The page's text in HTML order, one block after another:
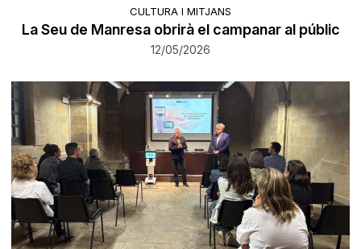
CULTURA I MITJANS
La Seu de Manresa obrirà el campanar al públic
12/05/2026